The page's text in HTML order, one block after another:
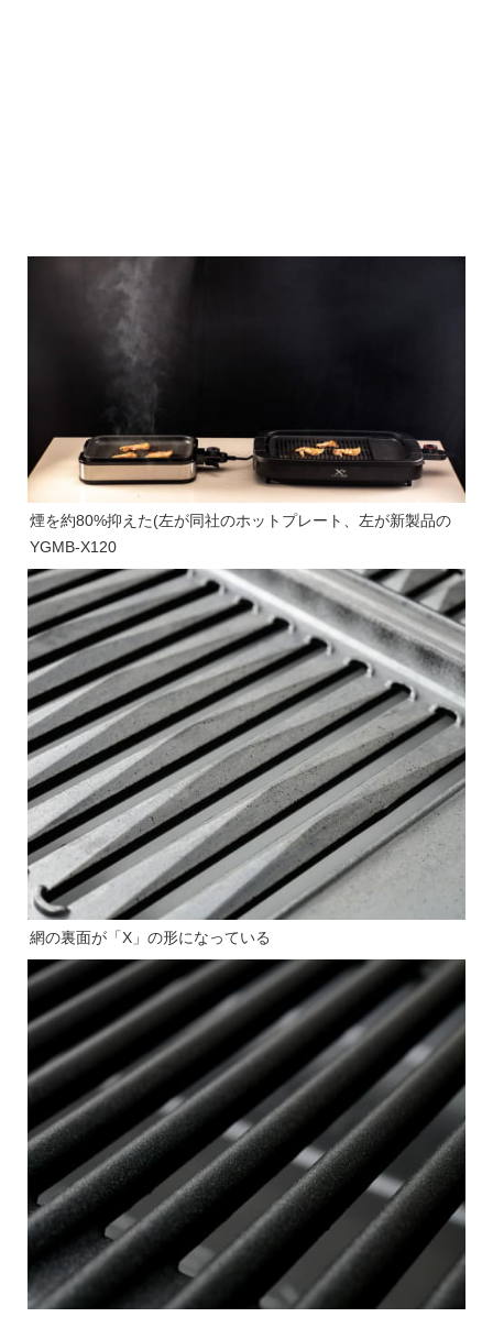
煙を約80%抑えた(左が同社のホットプレート、左が新製品の
YGMB-X120
網の裏面が「X」の形になっている